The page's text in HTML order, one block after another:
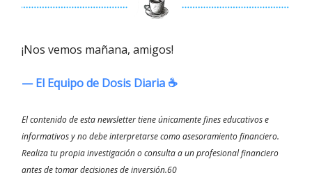
¡Nos vemos mañana, amigos!
— El Equipo de Dosis Diaria ☕️
El contenido de esta newsletter tiene únicamente fines educativos e
informativos y no debe interpretarse como asesoramiento financiero.
Realiza tu propia investigación o consulta a un profesional financiero
antes de tomar decisiones de inversión.60